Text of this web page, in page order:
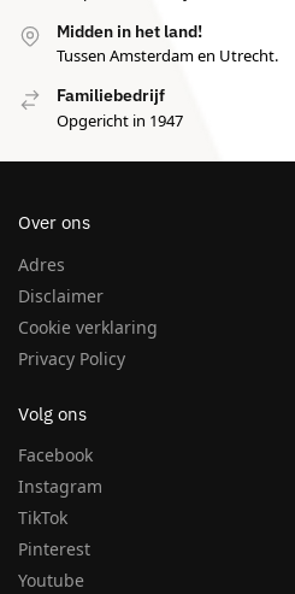
Midden in het land!
Tussen Amsterdam en Utrecht.
Familiebedrijf
Opgericht in 1947
Over ons
Adres
Disclaimer
Cookie verklaring
Privacy Policy
Volg ons
Facebook
Instagram
TikTok
Pinterest
Youtube